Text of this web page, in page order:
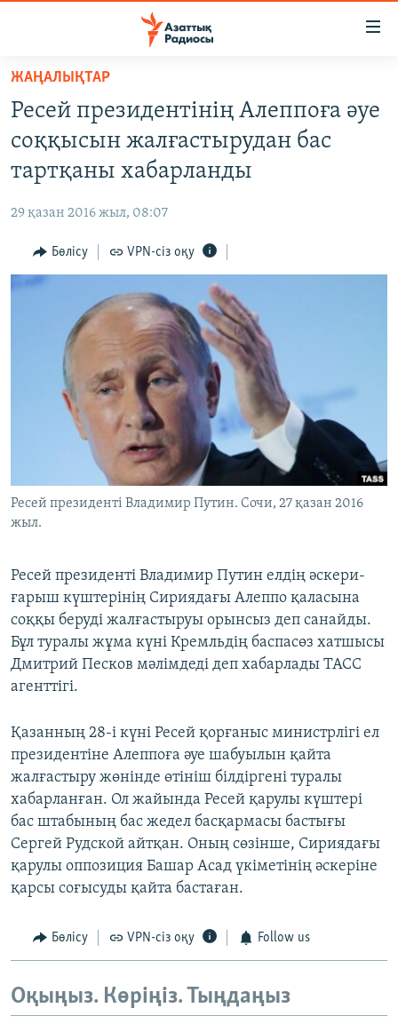
Skip
main
content
main
to
Search
АДАМ ҚҰҚЫҚТАРЫ
ӘЛЕУМЕТ
ӘЛЕМ
АРНАЙЫ ЖОБАЛАР
ЖАЗЫЛЫҢЫЗ
Басқа тілдерде
ЖАҢАЛЫҚТАР
Ресей президентінің Алеппоға әуе
соққысын жалғастырудан бас
тартқаны хабарланды
29 қазан 2016 жыл, 08:07
Бөлісу VPN-сіз оқу
Ресей президенті Владимир Путин. Сочи, 27 қазан 2016
жыл.
Ресей президенті Владимир Путин елдің әскери-
ғарыш күштерінің Сириядағы Алеппо қаласына
соққы беруді жалғастыруы орынсыз деп санайды.
Бұл туралы жұма күні Кремльдің баспасөз хатшысы
Дмитрий Песков мәлімдеді деп хабарлады ТАСС
агенттігі.
Қазанның 28-і күні Ресей қорғаныс министрлігі ел
президентіне Алеппоға әуе шабуылын қайта
жалғастыру жөнінде өтініш білдіргені туралы
хабарланған. Ол жайында Ресей қарулы күштері
бас штабының бас жедел басқармасы бастығы
Сергей Рудской айтқан. Оның сөзінше, Сириядағы
қарулы оппозиция Башар Асад үкіметінің әскеріне
қарсы соғысуды қайта бастаған.
Бөлісу VPN-сіз оқу Follow us
Оқыңыз. Көріңіз. Тыңдаңыз